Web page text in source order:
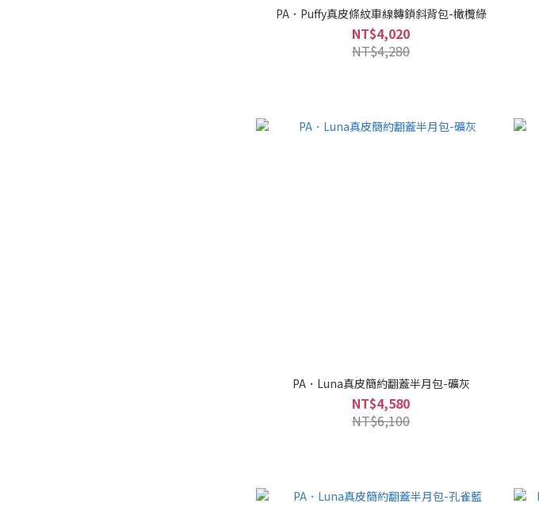
PA．Puffy真皮條紋車線轉鎖斜背包-橄欖綠
NT$4,020
NT$4,280
PA．Luna真皮簡約翻蓋半月包-礦灰
NT$4,580
NT$6,100